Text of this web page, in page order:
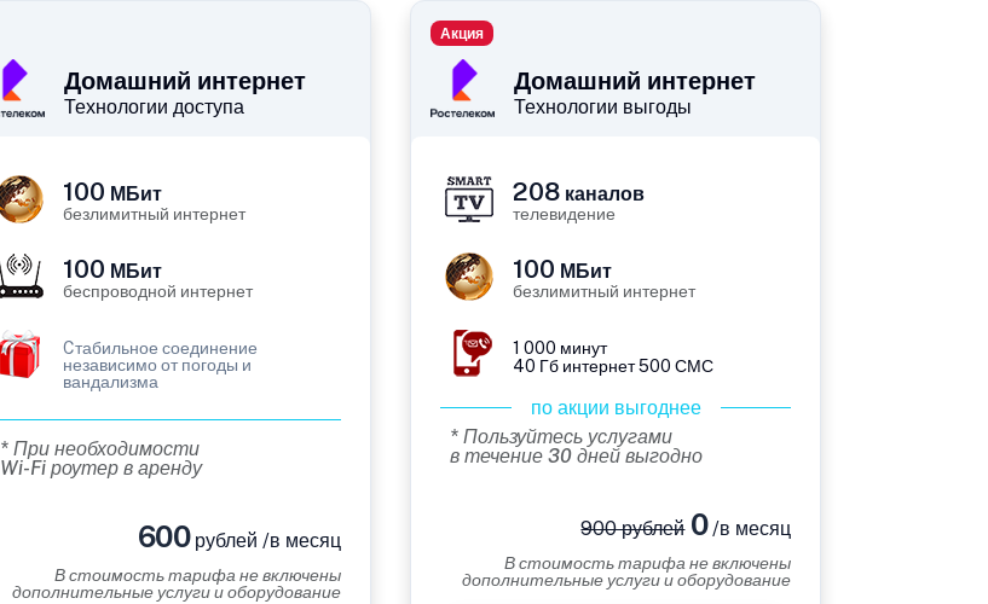
Домашний интернет
Технологии доступа
100 МБит
безлимитный интернет
100 МБит
беспроводной интернет
Cтабильное соединение
независимо от погоды и
вандализма
* При необходимости
Wi-Fi роутер в аренду
600рублей /в месяц
В стоимость тарифа не включены
дополнительные услуги и оборудование
Домашний интернет
Технологии выгоды
Акция
208 каналов
телевидение
100 МБит
безлимитный интернет
1 000 минут
40 Гб интернет 500 СМС
по акции выгоднее
* Пользуйтесь услугами
в течение 30 дней выгодно
900 рублей0/в месяц
В стоимость тарифа не включены
дополнительные услуги и оборудование